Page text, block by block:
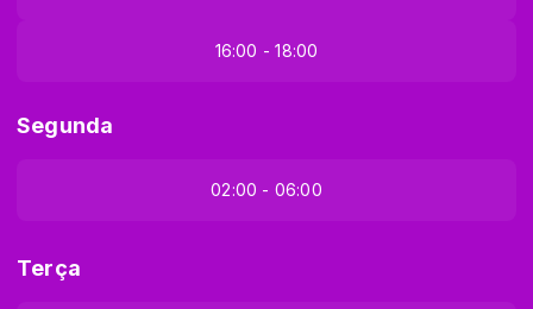
16:00 - 18:00
Segunda
02:00 - 06:00
Terça